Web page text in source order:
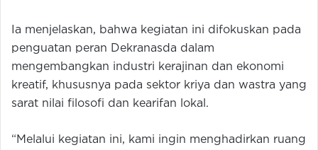
Ia menjelaskan, bahwa kegiatan ini difokuskan pada
penguatan peran Dekranasda dalam
mengembangkan industri kerajinan dan ekonomi
kreatif, khususnya pada sektor kriya dan wastra yang
sarat nilai filosofi dan kearifan lokal.
“Melalui kegiatan ini, kami ingin menghadirkan ruang